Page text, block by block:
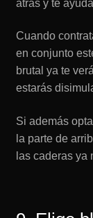
atrás y te
Cuando
en conjunto
brutal ya te
estarás
Si además
la parte de
las caderas ya